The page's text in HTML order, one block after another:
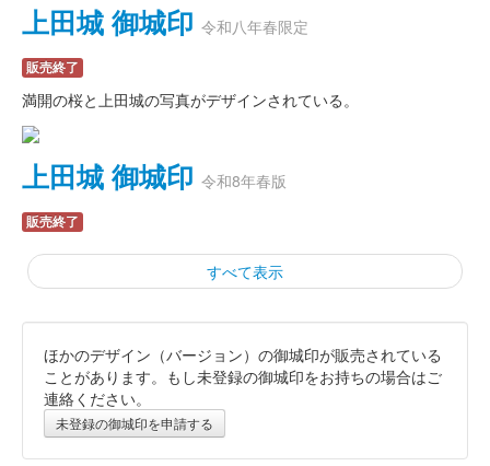
上田城 御城印 令和八年春限定
販売終了
満開の桜と上田城の写真がデザインされている。
上田城 御城印 令和8年春版
販売終了
すべて表示
上田城 御城印 令和8年新春版
販売終了
ほかのデザイン（バージョン）の御城印が販売されている
ことがあります。もし未登録の御城印をお持ちの場合はご
連絡ください。
未登録の御城印を申請する